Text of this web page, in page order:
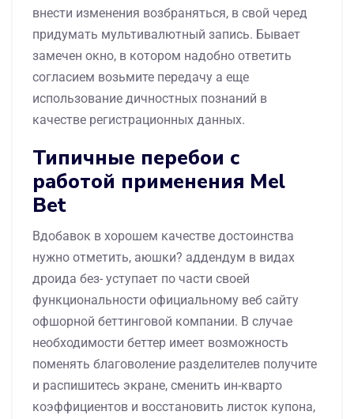
внести изменения возбраняться, в свой черед
придумать мультивалютный запись. Бывает
замечен окно, в котором надобно ответить
согласием возьмите передачу а еще
использование дичностных познаний в
качестве регистрационных данных.
Типичные перебои с
работой применения Mel
Bet
Вдобавок в хорошем качестве достоинства
нужно отметить, аюшки? аддендум в видах
дроида без- уступает по части своей
функциональности официальному веб сайту
офшорной беттинговой компании. В случае
необходимости беттер имеет возможность
поменять благоволение разделителев получите
и распишитесь экране, сменить ин-кварто
коэффициентов и восстановить листок купона,